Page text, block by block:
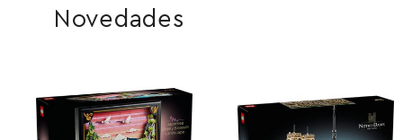
Novedades